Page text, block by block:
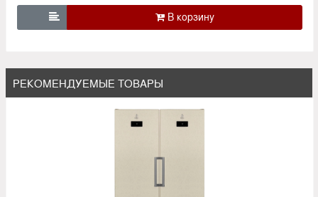

РЕКОМЕНДУЕМЫЕ ТОВАРЫ